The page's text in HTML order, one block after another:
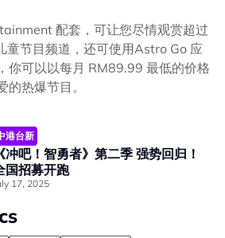
配套，可让您尽情观赏超过
童节目频道，还可使用Astro Go 应
你可以以每月 RM89.99 最低的价格
热爆节目。
港台新
《冲吧！智勇者》第二季 强势回归！
国招募开跑
17, 2025